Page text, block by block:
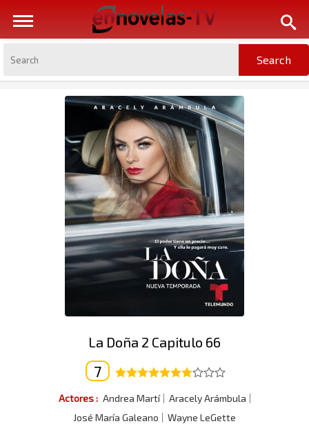
La Doña 2 Capitulo 66
7
Actores : Andrea Martí
Aracely Arámbula
José María Galeano
Wayne LeGette